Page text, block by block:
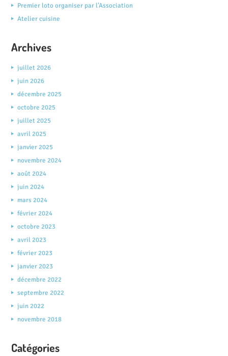
Premier loto organiser par l’Association
Atelier cuisine
Archives
juillet 2026
juin 2026
décembre 2025
octobre 2025
juillet 2025
avril 2025
janvier 2025
novembre 2024
août 2024
juin 2024
mars 2024
février 2024
octobre 2023
avril 2023
février 2023
janvier 2023
décembre 2022
septembre 2022
juin 2022
novembre 2018
Catégories